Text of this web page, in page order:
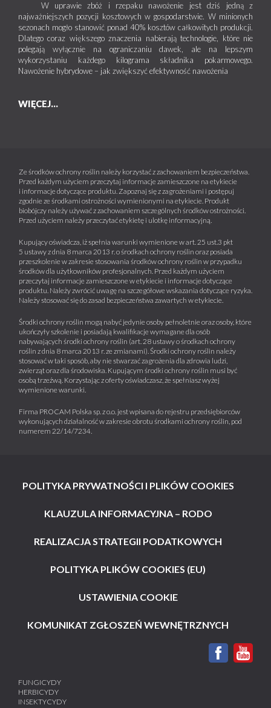
W uprawie zbóż i rzepaku nawożenie jest dziś jedną z
najważniejszych pozycji kosztowych w gospodarstwie. W minionych
sezonach mogło stanowić ponad 40% kosztów całkowitych produkcji.
Dlatego coraz większego znaczenia nabierają technologie, które nie
polegają wyłącznie na ograniczaniu dawek, ale na lepszym
wykorzystaniu każdego kilograma składnika pokarmowego.
Nawożenie hybrydowe – jak zwiększyć efektywność nawożenia
WIĘCEJ...
Ze środków ochrony roślin należy korzystać z zachowaniem bezpieczeństwa.
Przed każdym użyciem przeczytaj informacje zamieszczone na etykiecie
i informacje dotyczące produktu. Zapoznaj się z zagrożeniami i postępuj
zgodnie ze środkami ostrożności wymienionymi na etykiecie. Produkt
biobójczy należy używać z zachowaniem szczególnych środków ostrożności.
Przed użyciem należy przeczytać etykietę i ulotkę informacyjną.
Kupujący oświadcza, iż spełnia warunki wymienione w art. 25 ust.3 pkt
5 ustawy z dnia 8 marca 2013 r. o środkach ochrony roślin oraz posiada
przeszkolenie w zakresie stosowania środków ochrony roślin w przypadku
środków dla użytkowników profesjonalnych. Przed każdym użyciem
przeczytaj informacje zamieszczone w etykiecie i informacje dotyczące
produktu. Należy zwrócić uwagę na szczegółowe wskazania dotyczące ryzyka.
Należy stosować się do zasad bezpieczeństwa zawartych w etykiecie.
Środki ochrony roślin mogą nabyć jedynie osoby pełnoletnie oraz osoby, które
ukończyły szkolenie i posiadają kwalifikacje wymagane dla osób
nabywających środki ochrony roślin (art. 28 ustawy o środkach ochrony
roślin z dnia 8 marca 2013 r. ze zmianami). Środki ochrony roślin należy
stosować w taki sposób, aby nie stwarzać zagrożenia dla zdrowia ludzi,
zwierząt oraz dla środowiska. Kupującym środki ochrony roślin musi być
osobą trzeźwą. Korzystając z oferty oświadczasz, że spełniasz wyżej
wymienione warunki.
Firma PROCAM Polska sp. z o.o. jest wpisana do rejestru przedsiębiorców
wykonujących działalność w zakresie obrotu środkami ochrony roślin, pod
numerem 22/14/7234.
POLITYKA PRYWATNOŚCI I PLIKÓW COOKIES
KLAUZULA INFORMACYJNA – RODO
REALIZACJA STRATEGII PODATKOWYCH
POLITYKA PLIKÓW COOKIES (EU)
USTAWIENIA COOKIE
KOMUNIKAT ZGŁOSZEŃ WEWNĘTRZNYCH
FUNGICYDY
HERBICYDY
INSEKTYCYDY